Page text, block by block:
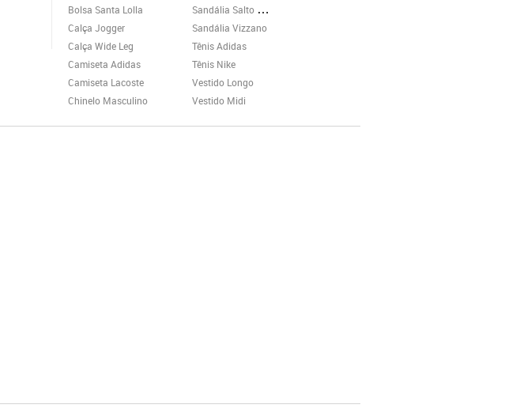
Bolsa Santa Lolla
Calça Jogger
Calça Wide Leg
Camiseta Adidas
Camiseta Lacoste
Chinelo Masculino
Sandália Salto Grosso
Sandália Vizzano
Tênis Adidas
Tênis Nike
Vestido Longo
Vestido Midi